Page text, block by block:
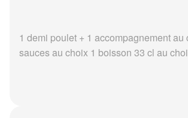
1 demi poulet + 1 accompagnement au
sauces au choix 1 boisson 33 cl au